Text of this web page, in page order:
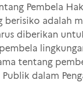
Pembela
adalah
diberikan
tentang
dalam